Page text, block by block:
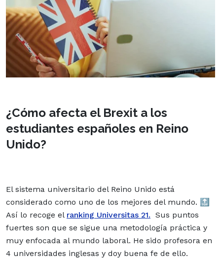
¿Cómo afecta el Brexit a los
estudiantes españoles en Reino
Unido?
El sistema universitario del Reino Unido está
considerado como uno de los mejores del mundo. 🔝
Así lo recoge el ranking Universitas 21. Sus puntos
fuertes son que se sigue una metodología práctica y
muy enfocada al mundo laboral. He sido profesora en
4 universidades inglesas y doy buena fe de ello.